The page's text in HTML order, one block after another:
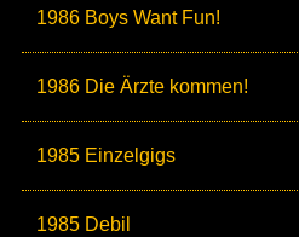
1986 Boys Want Fun!
1986 Die Ärzte kommen!
1985 Einzelgigs
1985 Debil